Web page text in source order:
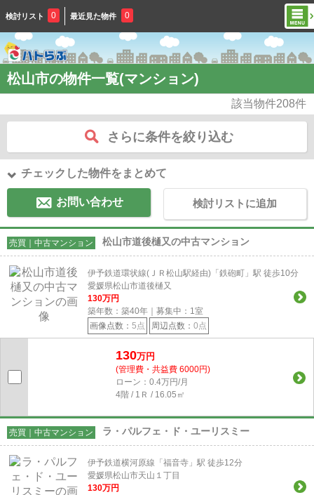
検討リスト 0 最近見た物件 0
松山市の物件一覧(マンション)
該当物件208件
さらに条件を絞り込む
チェックした物件をまとめて
お問い合わせ 検討リストに追加
売買｜中古マンション 松山市道後樋又の中古マンション
伊予鉄道環状線(ＪＲ松山駅経由)「鉄砲町」駅 徒歩10分
愛媛県松山市道後樋又
130万円
築年数：築40年｜募集中： 1室
画像点数： 5点 周辺点数： 0点
130万円
(管理費・共益費 6000円)
ローン：0.4万円/月
4階 / 1Ｒ / 16.05㎡
売買｜中古マンション ラ・パルフェ・ド・ユーリスミー
伊予鉄道横河原線「福音寺」駅 徒歩12分
愛媛県松山市天山１丁目
130万円